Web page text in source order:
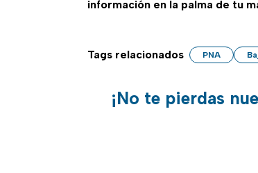
información en la palma de tu
Tags relacionados PNA
¡No te pierdas